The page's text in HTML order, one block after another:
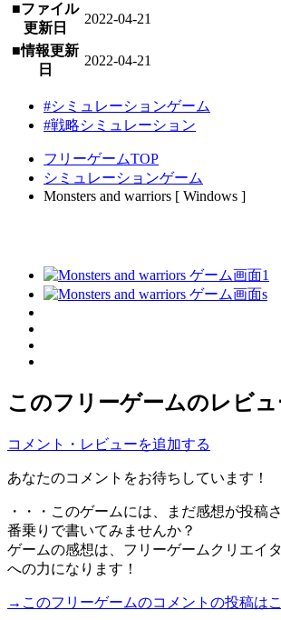
■ファイル
更新日
2022-04-21
■情報更新
日
2022-04-21
#シミュレーションゲーム
#戦略シミュレーション
フリーゲームTOP
シミュレーションゲーム
Monsters and warriors [ Windows ]
このフリーゲームのレビュ
コメント・レビューを追加する
あなたのコメントをお待ちしています！
・・・このゲームには、まだ感想が投稿
番乗りで書いてみませんか？
ゲームの感想は、フリーゲームクリエイ
への力になります！
→このフリーゲームのコメントの投稿は